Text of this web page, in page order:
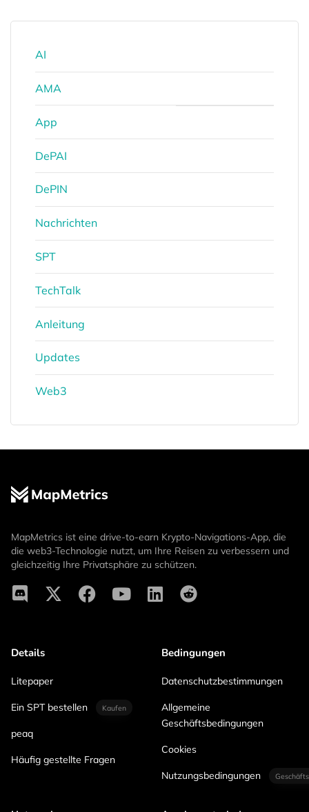
AI
AMA
App
DePAI
DePIN
Nachrichten
SPT
TechTalk
Anleitung
Updates
Web3
MapMetrics ist eine drive-to-earn Krypto-Navigations-App, die
die web3-Technologie nutzt, um Ihre Reisen zu verbessern und
gleichzeitig Ihre Privatsphäre zu schützen.
Details
Litepaper
Ein SPT bestellen Kaufen
peaq
Häufig gestellte Fragen
Bedingungen
Datenschutzbestimmungen
Allgemeine
Geschäftsbedingungen
Cookies
Nutzungsbedingungen